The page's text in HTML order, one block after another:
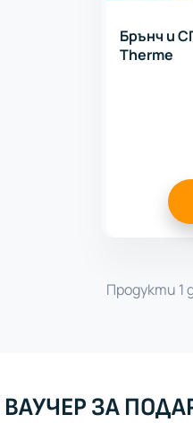
Брънч и
Therme
Продукти 1
ЗА